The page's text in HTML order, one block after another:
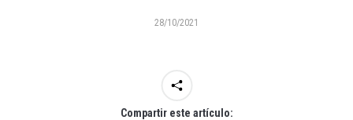
28/10/2021
Compartir este artículo: